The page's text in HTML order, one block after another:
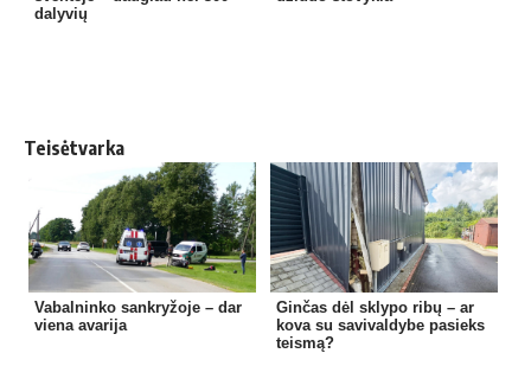
dalyvių
Teisėtvarka
Vabalninko sankryžoje – dar
viena avarija
Ginčas dėl sklypo ribų – ar
kova su savivaldybe pasieks
teismą?